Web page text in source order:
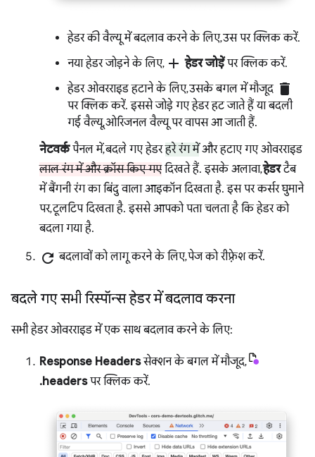
हेडर की वैल्यू में बदलाव करने के लिए, उस पर क्लिक करें.
नया हेडर जोड़ने के लिए, add हेडर जोड़ेंपर क्लिक करें.
हेडर ओवरराइड हटाने के लिए, उसके बगल में मौजूद delete
पर क्लिक करें. इससे जोड़े गए हेडर हट जाते हैं या बदली
गई वैल्यू, ओरिजनल वैल्यू पर वापस आ जाती हैं.
नेटवर्कपैनल में, बदले गए हेडरहरे रंग मेंऔर हटाए गए ओवरराइड
लाल रंग में और क्रॉस किए गएदिखते हैं. इसके अलावा,हेडरटैब
में बैंगनी रंग का बिंदु वाला आइकॉन दिखता है. इस पर कर्सर घुमाने
पर, टूलटिप दिखता है. इससे आपको पता चलता है कि हेडर को
बदला गया है.
refresh बदलावों को लागू करने के लिए, पेज को रीफ़्रेश करें.
बदले गए सभी रिस्पॉन्स हेडर में बदलाव करना
सभी हेडर ओवरराइड में एक साथ बदलाव करने के लिए:
Response Headersसेक्शन के बगल में मौजूद,
.headersपर क्लिक करें.